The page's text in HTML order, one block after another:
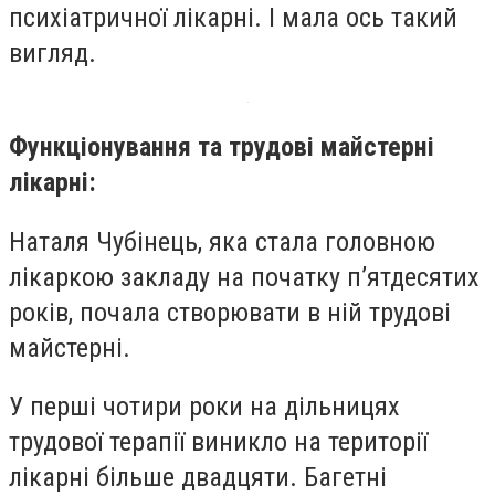
психіатричної лікарні. І мала ось такий
вигляд.
Функціонування та трудові майстерні
лікарні:
Наталя Чубінець, яка стала головною
лікаркою закладу на початку п’ятдесятих
років, почала створювати в ній трудові
майстерні.
У перші чотири роки на дільницях
трудової терапії виникло на території
лікарні більше двадцяти. Багетні